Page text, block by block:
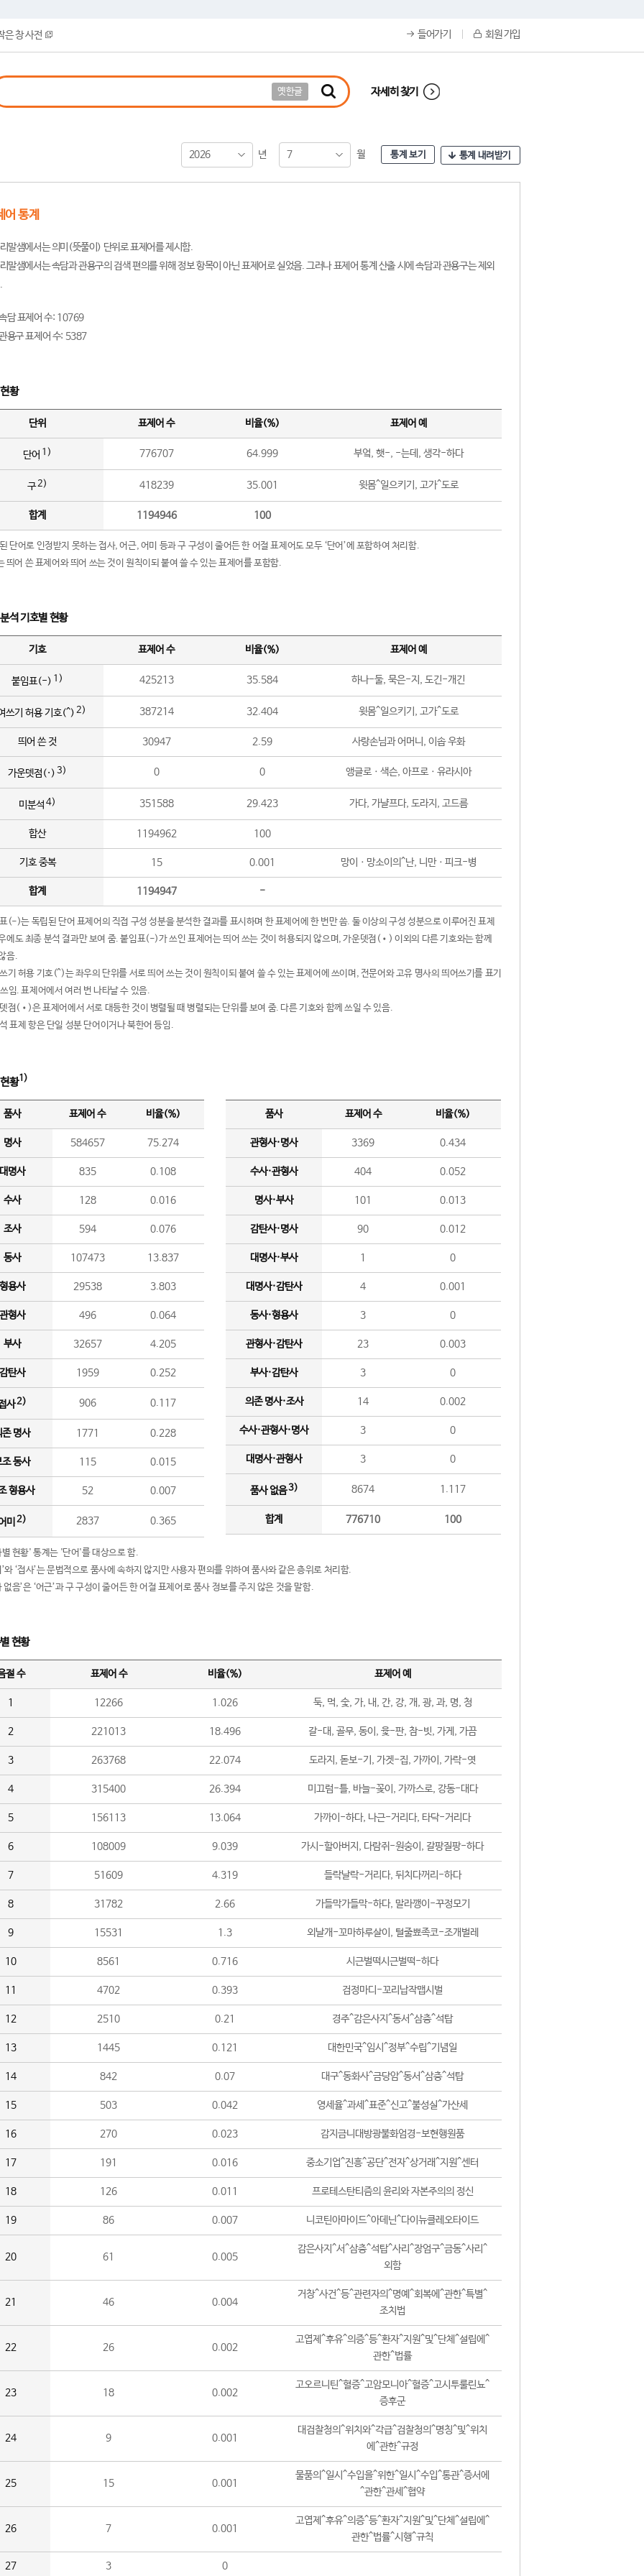
은 창 사전 들어가기 회원 가입
옛한글 자세히 찾기
2026 년 7 월 통계 보기 통계 내려받기
어 통계
말샘에서는 의미(뜻풀이) 단위로 표제어를 제시함.
말샘에서는 속담과 관용구의 검색 편의를 위해 정보 항목이 아닌 표제어로 실었음. 그러나 표제어 통계 산출 시에 속담과 관용구는 제외
담 표제어 수: 10769
용구 표제어 수: 5387
황
단위 표제어 수 비율(%) 표제어 예
단어 1) 776707 64.999 부엌, 햇-, -는데, 생각-하다
구2) 418239 35.001 윗몸^일으키기, 고가^도로
합계 1194946 100
단어로 인정받지 못하는 접사, 어근, 어미 등과 구 구성이 줄어든 한 어절 표제어도 모두 ‘단어’에 포함하여 처리함.
띄어 쓴 표제어와 띄어 쓰는 것이 원칙이되 붙여 쓸 수 있는 표제어를 포함함.
석 기호별 현황
기호 표제어 수 비율(%) 표제어 예
붙임표(-) 1) 425213 35.584 하나-둘, 묵은-지, 도긴-개긴
쓰기 허용 기호(^) 2) 387214 32.404 윗몸^일으키기, 고가^도로
띄어 쓴 것 30947 2.59 사랑손님과 어머니, 이솝 우화
가운뎃점(·) 3) 0 0 앵글로ㆍ색슨, 아프로ㆍ유라시아
미분석 4) 351588 29.423 가다, 가냘프다, 도라지, 고드름
합산 1194962 100
기호 중복 15 0.001 망이ㆍ망소이의^난, 니만ㆍ피크-병
합계 1194947 -
(-)는 독립된 단어 표제어의 직접 구성 성분을 분석한 결과를 표시하며 한 표제어에 한 번만 씀. 둘 이상의 구성 성분으로 이루어진 표제
에도 최종 분석 결과만 보여 줌. 붙임표(-)가 쓰인 표제어는 띄어 쓰는 것이 허용되지 않으며, 가운뎃점(•) 이외의 다른 기호와는 함께
음.
기 허용 기호(^)는 좌우의 단위를 서로 띄어 쓰는 것이 원칙이되 붙여 쓸 수 있는 표제어에 쓰이며, 전문어와 고유 명사의 띄어쓰기를 표기
임. 표제어에서 여러 번 나타날 수 있음.
점(•)은 표제어에서 서로 대등한 것이 병렬될 때 병렬되는 단위를 보여 줌. 다른 기호와 함께 쓰일 수 있음.
표제 항은 단일 성분 단어이거나 북한어 등임.
황1)
품사 표제어 수 비율(%)
명사 584657 75.274
명사 835 0.108
수사 128 0.016
조사 594 0.076
동사 107473 13.837
용사 29538 3.803
형사 496 0.064
부사 32657 4.205
탄사 1959 0.252
사2) 906 0.117
존 명사 1771 0.228
조 동사 115 0.015
형용사 52 0.007
미 2) 2837 0.365
품사 표제어 수 비율(%)
관형사·명사 3369 0.434
수사·관형사 404 0.052
명사·부사 101 0.013
감탄사·명사 90 0.012
대명사·부사 1 0
대명사·감탄사 4 0.001
동사·형용사 3 0
관형사·감탄사 23 0.003
부사·감탄사 3 0
의존 명사·조사 14 0.002
수사·관형사·명사 3 0
대명사·관형사 3 0
품사 없음3) 8674 1.117
합계 776710 100
현황' 통계는 '단어'를 대상으로 함.
와 ‘접사’는 문법적으로 품사에 속하지 않지만 사용자 편의를 위하여 품사와 같은 층위로 처리함.
없음’은 ‘어근’과 구 구성이 줄어든 한 어절 표제어로 품사 정보를 주지 않은 것을 말함.
현황
절 수 표제어 수 비율(%) 표제어 예
1 12266 1.026 둑, 먹, 숯, 가, 내, 간, 강, 개, 광, 과, 명, 청
2 221013 18.496 갈-대, 골무, 동이, 윷-판, 참-빗, 가게, 가끔
3 263768 22.074 도라지, 돋보-기, 가겟-집, 가까이, 가락-엿
4 315400 26.394 미끄럼-틀, 바늘-꽂이, 가까스로, 강동-대다
5 156113 13.064 가까이-하다, 나근-거리다, 타닥-거리다
6 108009 9.039 가시-할아버지, 다람쥐-원숭이, 갈팡질팡-하다
7 51609 4.319 들락날락-거리다, 뒤치다꺼리-하다
8 31782 2.66 가들막가들막-하다, 말라깽이-꾸정모기
9 15531 1.3 외날개-꼬마하루살이, 털줄뾰족코-조개벌레
10 8561 0.716 시근벌떡시근벌떡-하다
11 4702 0.393 검정마디-꼬리납작맵시벌
12 2510 0.21 경주^감은사지^동서^삼층^석탑
13 1445 0.121 대한민국^임시^정부^수립^기념일
14 842 0.07 대구^동화사^금당암^동서^삼층^석탑
15 503 0.042 영세율^과세^표준^신고^불성실^가산세
16 270 0.023 감지금니대방광불화엄경-보현행원품
17 191 0.016 중소기업^진흥^공단^전자^상거래^지원^센터
18 126 0.011 프로테스탄티즘의 윤리와 자본주의의 정신
19 86 0.007 니코틴아마이드^아데닌^다이뉴클레오타이드
20 61 0.005
감은사지^서^삼층^석탑^사리^장엄구^금동^사리^
외함
21 46 0.004
거창^사건^등^관련자의^명예^회복에^관한^특별^
조치법
22 26 0.002
고엽제^후유^의증^등^환자^지원^및^단체^설립에^
관한^법률
23 18 0.002
고오르니틴^혈증^고암모니아^혈증^고시투룰린뇨^
증후군
24 9 0.001
대검찰청의^위치와^각급^검찰청의^명칭^및^위치
에^관한^규정
25 15 0.001
물품의^일시^수입을^위한^일시^수입^통관^증서에
^관한^관세^협약
26 7 0.001
고엽제^후유^의증^등^환자^지원^및^단체^설립에^
관한^법률^시행^규칙
27 3 0